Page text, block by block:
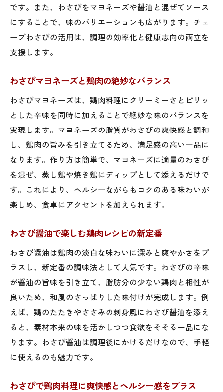
です。また、わさびをマヨネーズや醤油と混ぜてソース
にすることで、味のバリエーションも広がります。チュ
ーブわさびの活用は、調理の効率化と健康志向の両立を
支援します。
わさびマヨネーズと鶏肉の絶妙なバランス
わさびマヨネーズは、鶏肉料理にクリーミーさとピリッ
とした辛味を同時に加えることで絶妙な味のバランスを
実現します。マヨネーズの脂質がわさびの爽快感と調和
し、鶏肉の旨みを引き立てるため、満足感の高い一品に
なります。作り方は簡単で、マヨネーズに適量のわさび
を混ぜ、蒸し鶏や焼き鶏にディップとして添えるだけで
す。これにより、ヘルシーながらもコクのある味わいが
楽しめ、食卓にアクセントを加えられます。
わさび醤油で楽しむ鶏肉レシピの新定番
わさび醤油は鶏肉の淡白な味わいに深みと爽やかさをプ
ラスし、新定番の調味法として人気です。わさびの辛味
が醤油の旨味を引き立て、脂肪分の少ない鶏肉と相性が
良いため、和風のさっぱりした味付けが完成します。例
えば、鶏のたたきやささみの刺身風にわさび醤油を添え
ると、素材本来の味を活かしつつ食欲をそそる一品にな
ります。わさび醤油は調理後にかけるだけなので、手軽
に使えるのも魅力です。
わさびで鶏肉料理に爽快感とヘルシー感をプラス